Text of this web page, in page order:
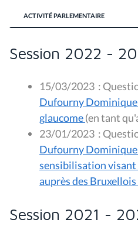
ACTIVITÉ PARLEMENTAIRE
Session 2022 -
15/03/2023 :
Dufourny
glaucome
(en
23/01/2023 :
Dufourny Dominique
sensibilisation
auprès des Bruxellois
Session 2021 -